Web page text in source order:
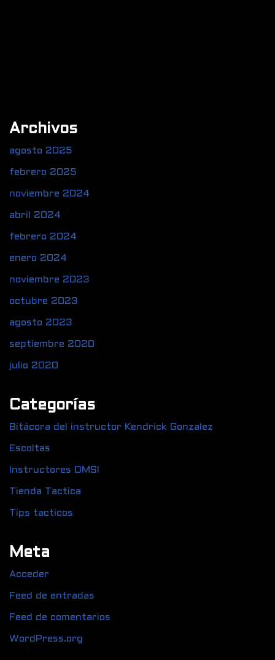
Archivos
agosto 2025
febrero 2025
noviembre 2024
abril 2024
febrero 2024
enero 2024
noviembre 2023
octubre 2023
agosto 2023
septiembre 2020
julio 2020
Categorías
Bitácora del instructor Kendrick Gonzalez
Escoltas
Instructores OMSI
Tienda Tactica
Tips tacticos
Meta
Acceder
Feed de entradas
Feed de comentarios
WordPress.org